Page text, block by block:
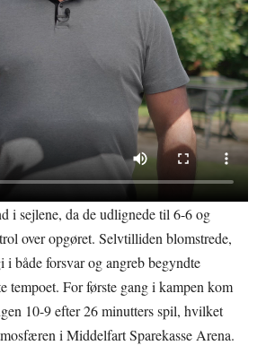
i sejlene, da de udlignede til 6-6 og
over opgøret. Selvtilliden blomstrede,
i både forsvar og angreb begyndte
tempoet. For første gang i kampen kom
10-9 efter 26 minutters spil, hvilket
i Middelfart Sparekasse Arena.